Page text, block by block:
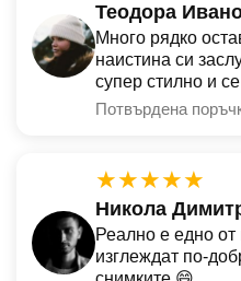
Теодора
Много рядко
наистина си
супер стилно и
Потвърдена
★★★★★
Никола
Реално е едно
изглеждат по-